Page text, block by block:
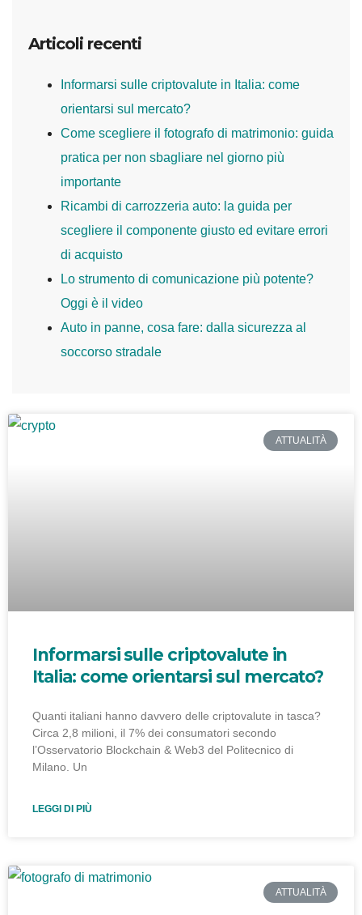
Articoli recenti
Informarsi sulle criptovalute in Italia: come
orientarsi sul mercato?
Come scegliere il fotografo di matrimonio: guida
pratica per non sbagliare nel giorno più
importante
Ricambi di carrozzeria auto: la guida per
scegliere il componente giusto ed evitare errori
di acquisto
Lo strumento di comunicazione più potente?
Oggi è il video
Auto in panne, cosa fare: dalla sicurezza al
soccorso stradale
ATTUALITÀ
Informarsi sulle criptovalute in
Italia: come orientarsi sul mercato?
Quanti italiani hanno davvero delle criptovalute in tasca?
Circa 2,8 milioni, il 7% dei consumatori secondo
l’Osservatorio Blockchain & Web3 del Politecnico di
Milano. Un
LEGGI DI PIÙ
ATTUALITÀ